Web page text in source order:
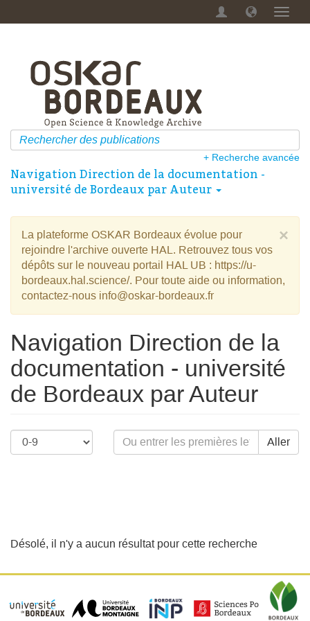
Menu
+ Recherche avancée
Navigation Direction de la documentation -
université de Bordeaux par Auteur
×
La plateforme OSKAR Bordeaux évolue pour
rejoindre l'archive ouverte HAL. Retrouvez tous vos
dépôts sur le nouveau portail HAL UB : https://u-
bordeaux.hal.science/. Pour toute aide ou information,
contactez-nous info@oskar-bordeaux.fr
Navigation Direction de la
documentation - université
de Bordeaux par Auteur
Aller
Désolé, il n'y a aucun résultat pour cette recherche